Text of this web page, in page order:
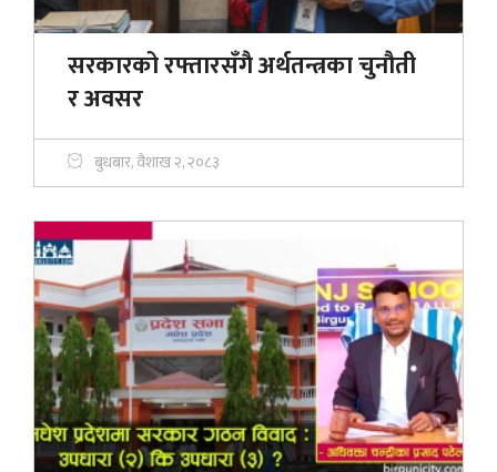
सरकारको रफ्तारसँगै अर्थतन्त्रका चुनौती
र अवसर
बुधबार, वैशाख २, २०८३